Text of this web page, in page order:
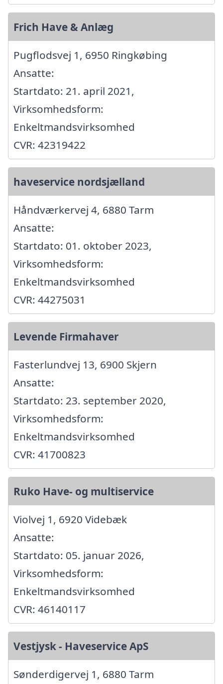
Frich Have & Anlæg
Pugflodsvej 1, 6950 Ringkøbing
Ansatte:
Startdato: 21. april 2021,
Virksomhedsform:
Enkeltmandsvirksomhed
CVR: 42319422
haveservice nordsjælland
Håndværkervej 4, 6880 Tarm
Ansatte:
Startdato: 01. oktober 2023,
Virksomhedsform:
Enkeltmandsvirksomhed
CVR: 44275031
Levende Firmahaver
Fasterlundvej 13, 6900 Skjern
Ansatte:
Startdato: 23. september 2020,
Virksomhedsform:
Enkeltmandsvirksomhed
CVR: 41700823
Ruko Have- og multiservice
Violvej 1, 6920 Videbæk
Ansatte:
Startdato: 05. januar 2026,
Virksomhedsform:
Enkeltmandsvirksomhed
CVR: 46140117
Vestjysk - Haveservice ApS
Sønderdigervej 1, 6880 Tarm